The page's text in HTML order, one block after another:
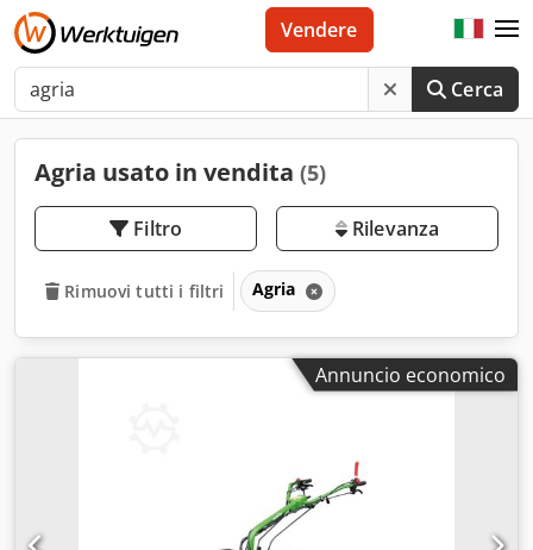
Cerca
Vendere
Agria usato in vendita (5)
Filtro Rilevanza
Rimuovi tutti i filtri Agria
Annuncio economico